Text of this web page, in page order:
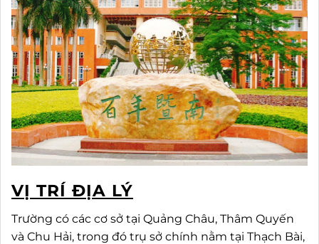
VỊ TRÍ ĐỊA LÝ
Trường có các cơ sở tại Quảng Châu, Thâm Quyến
và Chu Hải, trong đó trụ sở chính nằm tại Thạch Bài,